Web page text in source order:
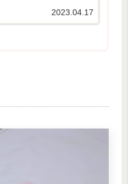
ズ底：約10.5cm×20.5cm高さ：約
ち手：約18cm底と持ち...2023.04.17